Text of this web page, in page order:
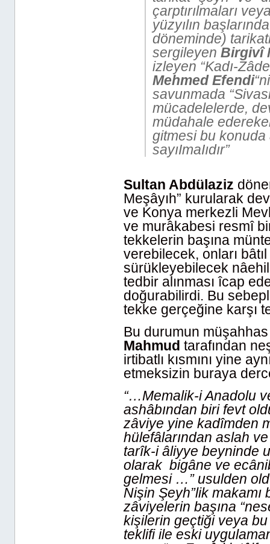
çarptırılmaları
yüzyılın
döneminde)
sergileyen Birgivî
izleyen “Kadı-
Mehmed Efendi
savunmada
mücadelelerde,
müdahale
gitmesi bu konuda
sayıImaIıdır”
Sultan Abdülaziz
Meşâyıh” kurularak
ve Konya merkezli
ve murâkabesi resmî
tekkelerin başına
verebilecek, onları
sürükleyebilecek
tedbir alınması îcap
doğurabilirdi. Bu
tekke gerçeğine karşı
Bu durumun
Mahmud tarafından
irtibatlı kısmını yine
etmeksizin buraya
“…Memalik-i Anadolu
ashâbından biri fevt
zâviye yine kadîmden
hülefâlarından aslah
tarîk-i âliyye beyninde
olarak bigâne ve
gelmesi …” usulden
Nişin Şeyh”lik makamı
zâviyelerin başına
kişilerin geçtiği veya
teklifi ile eski